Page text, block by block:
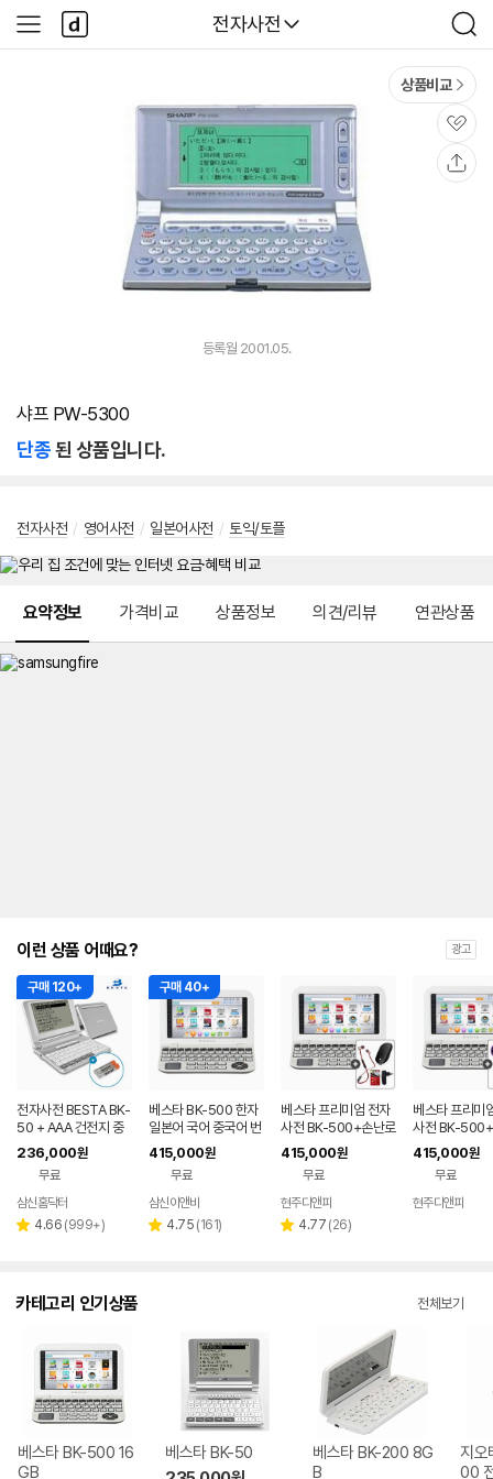
다나와
전자사전
검
색
사
이
다
나
와
상품비교
관
심
등록월 2001.05.
샤프 PW-5300
단종된 상품입니다.
전자사전 / 영어사전 / 일본어사전 / 토익/토플
요약정보 가격비교 상품정보 의견/리뷰 연관상품
이런 상품 어때요? 광고
구매 120+
전자사전 BESTA BK-
50 + AAA 건전지 중
중한 영어 중국어 토익
다국어
236,000원
무료
삼신홈닥터
별 4.66 리
(999+)
구매 40+
베스타 BK-500 한자
일본어 국어 중국어 번
역 어학 영영 한영 영한
영어 전자사전
415,000원
무료
삼신이앤비
별 4.75 리
(161)
베스타 프리미엄 전자
사전 BK-500+손난로
보조배터리+이어폰
+충전기 영어 일본어
중국어
415,000원
무료
현주디앤피
별 4.77 리
(26)
베스타 프리미
사전 BK-
냉각 선풍기+
이어폰+충전
415,000원
무료
현주디앤피
카테고리 인기상품 전체보기
베스타 BK-500 16
GB
베스타 BK-50
베스타 BK-200 8G
B
지오
00